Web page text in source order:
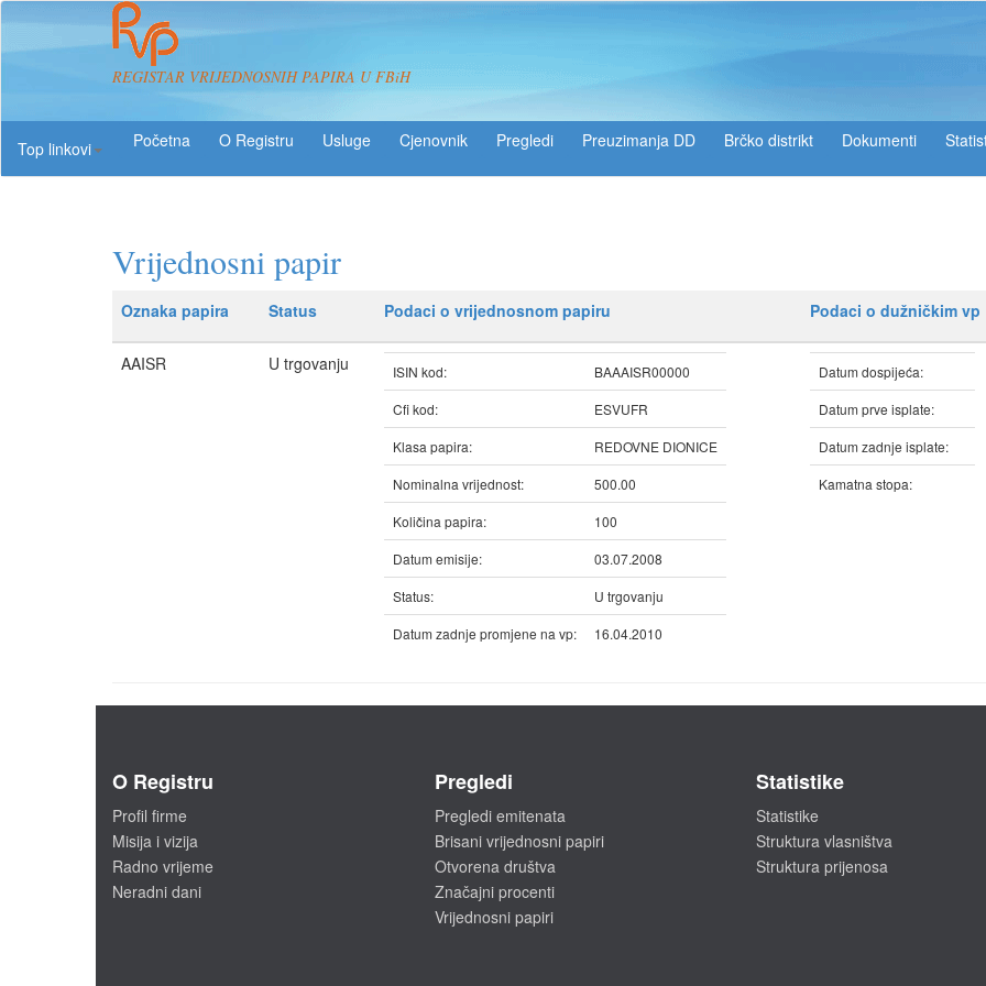
REGISTAR VRIJEDNOSNIH PAPIRA U FBiH
Top linkovi
O Registru Usluge Pregledi Preuzimanja DD Brčko distrikt Dokumenti
Vrijednosni papir
Oznaka papira Status Podaci o vrijednosnom papiru Podaci o dužničkim vp
AAISR U trgovanju ISIN kod:
BAAAISR00000
Cfi kod:
ESVUFR
Klasa papira:
REDOVNE DIONICE
Nominalna vrijednost:
500.00
Količina papira:
100
Datum emisije:
03.07.2008
Status:
U trgovanju
Datum zadnje promjene na vp:
16.04.2010
Datum dospijeća:
Datum prve isplate:
Datum zadnje isplate:
Kamatna stopa:
O Registru
Profil firme
Misija i vizija
Radno vrijeme
Neradni dani
Pregledi
Pregledi emitenata
Brisani vrijednosni papiri
Otvorena društva
Značajni procenti
Vrijednosni papiri
Statistike
Statistike
Struktura vlasništva
Struktura prijenosa